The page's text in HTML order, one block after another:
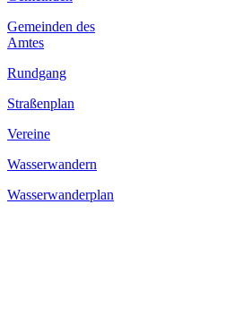
Gemeinden des
Amtes
Rundgang
Straßenplan
Vereine
Wasserwandern
Wasserwanderplan